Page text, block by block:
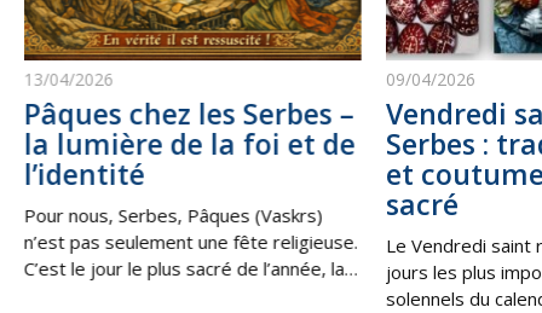
13/04/2026
Pâques chez les Serbes –
la lumière de la foi et de
l’identité
Pour nous, Serbes, Pâques (Vaskrs)
n’est pas seulement une fête religieuse.
C’est le jour le plus sacré de l’année, la
09/04/2026
Vendredi
Serbes :
et
sacré
Le Vendredi saint
jours les plus
solennels du